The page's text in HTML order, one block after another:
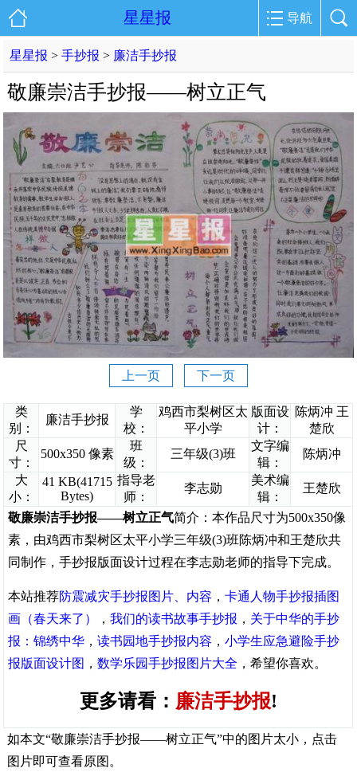
星星报 导航
星星报 >手抄报 > 廉洁手抄报
敬廉崇洁手抄报——树立正气
上一页 下一页
类
别：
廉洁手抄报
学
校：
鸡西市梨树区太
平小学
版面设
计：
陈炳冲 王
楚欣
尺
寸：
500x350 像素
班
级：
三年级(3)班
文字编
辑：
陈炳冲
大
小：
41 KB(41715
Bytes)
指导老
师：
李志勋
美术编
辑：
王楚欣
敬廉崇洁手抄报——树立正气简介：本作品尺寸为500x350像
素，由鸡西市梨树区太平小学三年级(3)班陈炳冲和王楚欣共
同制作，手抄报版面设计过程在李志勋老师的指导下完成。
本站推荐防震减灾手抄报图片、内容 ，卡通人物手抄报插图
画（春天来了）
，我们的读书故事手抄报 ， 关于中华的手抄
报：锦绣中华 ，读书园地手抄报内容 ，小学生应急避险手抄
报版面设计图 ，数学乐园手抄报图片大全 ，希望你喜欢。
更多请看： 廉洁手抄报!
如本文“敬廉崇洁手抄报——树立正气”中的图片太小，点击
图片即可查看原图。